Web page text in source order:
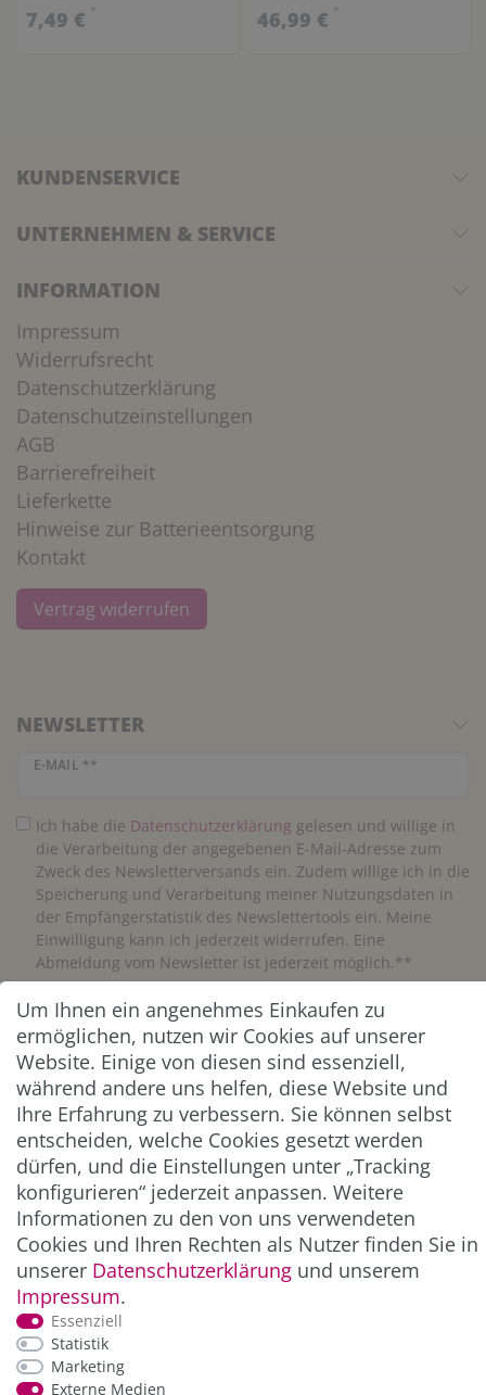
7,49 € * 46,99 € *
KUNDENSERVICE
UNTERNEHMEN & SERVICE
INFORMATION
Impressum
Widerrufsrecht
Datenschutzerklärung
Datenschutzeinstellungen
AGB
Barrierefreiheit
Lieferkette
Hinweise zur Batterieentsorgung
Kontakt
Vertrag widerrufen
NEWSLETTER
E-MAIL **
Newsletter Honig
Ich habe die Daten­schutz­erklärung gelesen und willige in
die Verarbeitung der angegebenen E-Mail-Adresse zum
Zweck des Newsletterversands ein. Zudem willige ich in die
Speicherung und Verarbeitung meiner Nutzungsdaten in
der Empfängerstatistik des Newslettertools ein. Meine
Einwilligung kann ich jederzeit widerrufen. Eine
Abmeldung vom Newsletter ist jederzeit möglich.**
Abonnieren
** Hierbei handelt es sich um ein Pflichtfeld.
ZAHLUNG & VERSAND
*Alle Preise inkl. der gesetzl. MwSt. zzgl.
und Versandkosten
Um Ihnen ein angenehmes Einkaufen zu
ermöglichen, nutzen wir Cookies auf unserer
Website. Einige von diesen sind essenziell,
während andere uns helfen, diese Website und
Ihre Erfahrung zu verbessern. Sie können selbst
entscheiden, welche Cookies gesetzt werden
dürfen, und die Einstellungen unter „Tracking
konfigurieren“ jederzeit anpassen. Weitere
Informationen zu den von uns verwendeten
Cookies und Ihren Rechten als Nutzer finden Sie in
unserer Daten­schutz­erklärung und unserem
Impressum.
Essenziell
Statistik
Marketing
Externe Medien